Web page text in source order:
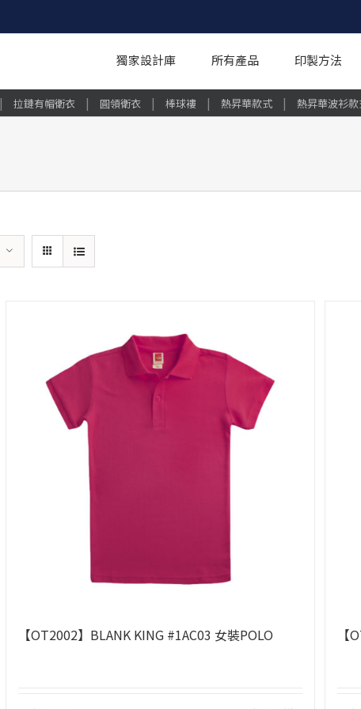
獨家設計庫 所有產品 印製方法
| 拉鏈有帽衛衣 | 圓領衛衣 | 棒球褸 | 熱昇華款式 | 熱昇華波衫款
【OT2002】BLANK KING #1AC03 女裝POLO 【